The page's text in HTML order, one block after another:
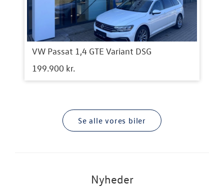
VW Passat 1,4 GTE Variant DSG
199.900 kr.
Se alle vores biler
Nyheder